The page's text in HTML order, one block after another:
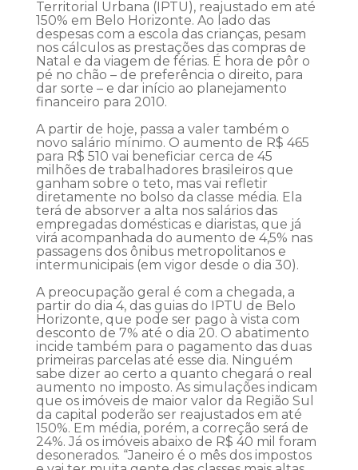
Territorial Urbana (IPTU), reajustado em até
150% em Belo Horizonte. Ao lado das
despesas com a escola das crianças, pesam
nos cálculos as prestações das compras de
Natal e da viagem de férias. É hora de pôr o
pé no chão – de preferência o direito, para
dar sorte – e dar início ao planejamento
financeiro para 2010.
A partir de hoje, passa a valer também o
novo salário mínimo. O aumento de R$ 465
para R$ 510 vai beneficiar cerca de 45
milhões de trabalhadores brasileiros que
ganham sobre o teto, mas vai refletir
diretamente no bolso da classe média. Ela
terá de absorver a alta nos salários das
empregadas domésticas e diaristas, que já
virá acompanhada do aumento de 4,5% nas
passagens dos ônibus metropolitanos e
intermunicipais (em vigor desde o dia 30).
A preocupação geral é com a chegada, a
partir do dia 4, das guias do IPTU de Belo
Horizonte, que pode ser pago à vista com
desconto de 7% até o dia 20. O abatimento
incide também para o pagamento das duas
primeiras parcelas até esse dia. Ninguém
sabe dizer ao certo a quanto chegará o real
aumento no imposto. As simulações indicam
que os imóveis de maior valor da Região Sul
da capital poderão ser reajustados em até
150%. Em média, porém, a correção será de
24%. Já os imóveis abaixo de R$ 40 mil foram
desonerados. “Janeiro é o mês dos impostos